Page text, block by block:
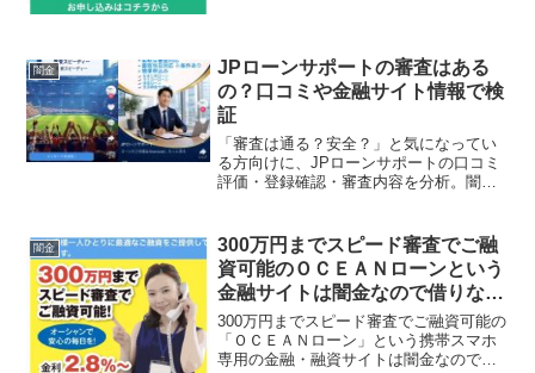
闇金
JPローンサポートの審査はある
の？口コミや金融サイト情報で検
証
「審査は通る？安全？」と気になってい
る方向けに、JPローンサポートの口コミ
評価・登録確認・審査内容を分析。闇金
闇金
300万円までスピード審査でご融
資可能のＯＣＥＡＮローンという
金融サイトは闇金なので借りない
ように！
300万円までスピード審査でご融資可能の
「ＯＣＥＡＮローン」という携帯スマホ
専用の金融・融資サイトは闇金なので関